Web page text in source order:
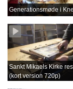
Generationsmøde i
Sankt Mikaels Kirke
(kort version 720p)